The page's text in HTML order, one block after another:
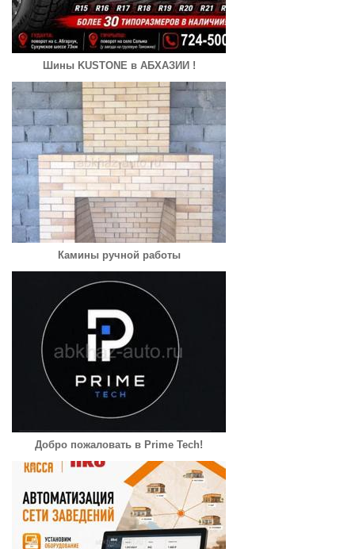
Шины KUSTONE в АБХАЗИИ !
Камины ручной работы
Добро пожаловать в Prime Tech!